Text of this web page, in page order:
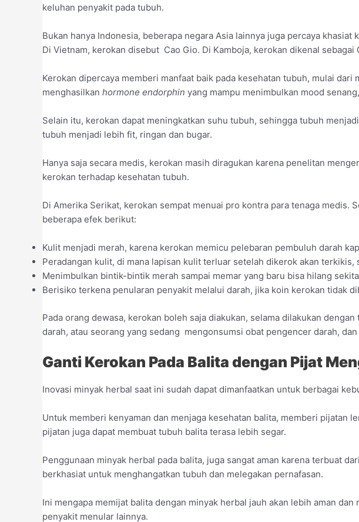
keluhan penyakit pada tubuh.
Bukan hanya Indonesia, beberapa negara Asia lainnya juga percaya
Di Vietnam, kerokan disebut Cao Gio. Di Kamboja, kerokan dikenal sebagai
Kerokan dipercaya memberi manfaat baik pada kesehatan tubuh, mulai
menghasilkan hormone endorphin yang mampu menimbulkan mood
Selain itu, kerokan dapat meningkatkan suhu tubuh, sehingga tubuh
tubuh menjadi lebih fit, ringan dan bugar.
Hanya saja secara medis, kerokan masih diragukan karena penelitan
kerokan terhadap kesehatan tubuh.
Di Amerika Serikat, kerokan sempat menuai pro kontra para tenaga medis.
beberapa efek berikut:
Kulit menjadi merah, karena kerokan memicu pelebaran pembuluh darah
Peradangan kulit, di mana lapisan kulit terluar setelah dikerok akan terkikis,
Menimbulkan bintik-bintik merah sampai memar yang baru bisa hilang
Berisiko terkena penularan penyakit melalui darah, jika koin kerokan tidak
Pada orang dewasa, kerokan boleh saja diakukan, selama dilakukan
darah, atau seorang yang sedang mengonsumsi obat pengencer darah,
Ganti Kerokan Pada Balita dengan Pijat
Inovasi minyak herbal saat ini sudah dapat dimanfaatkan untuk berbagai
Untuk memberi kenyaman dan menjaga kesehatan balita, memberi pijatan
pijatan juga dapat membuat tubuh balita terasa lebih segar.
Penggunaan minyak herbal pada balita, juga sangat aman karena terbuat
berkhasiat untuk menghangatkan tubuh dan melegakan pernafasan.
Ini mengapa memijat balita dengan minyak herbal jauh akan lebih aman
penyakit menular lainnya.